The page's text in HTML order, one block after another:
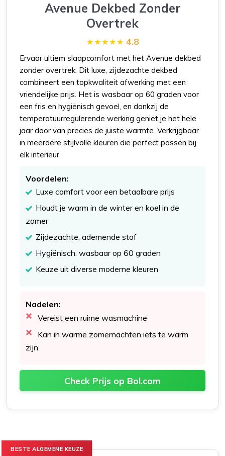
Avenue Dekbed Zonder
Overtrek
4.8
Ervaar ultiem slaapcomfort met het Avenue dekbed
zonder overtrek. Dit luxe, zijdezachte dekbed
combineert een topkwaliteit afwerking met een
vriendelijke prijs. Het is wasbaar op 60 graden voor
een fris en hygiënisch gevoel, en dankzij de
temperatuurregulerende werking geniet je het hele
jaar door van precies de juiste warmte. Verkrijgbaar
in meerdere stijlvolle kleuren die perfect passen bij
elk interieur.
Voordelen:
Luxe comfort voor een betaalbare prijs
Houdt je warm in de winter en koel in de
zomer
Zijdezachte, ademende stof
Hygiënisch: wasbaar op 60 graden
Keuze uit diverse moderne kleuren
Nadelen:
Vereist een ruime wasmachine
Kan in warme zomernachten iets te warm
zijn
Check Prijs op Bol.com
BESTE ALGEMENE KEUZE